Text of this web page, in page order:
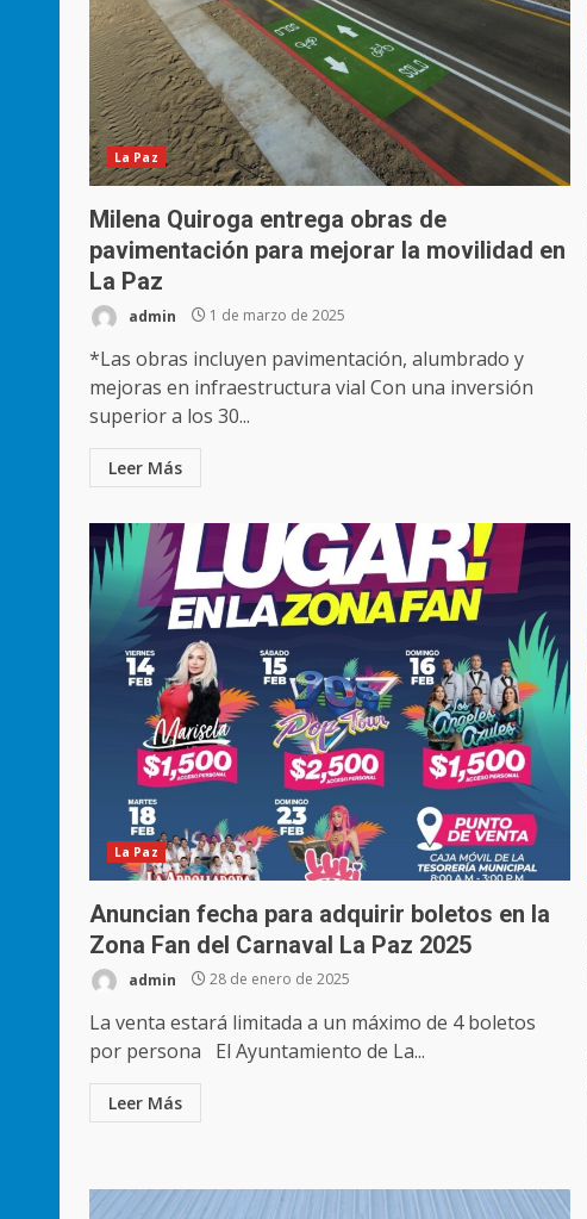
La Paz
Milena Quiroga entrega obras de
pavimentación para mejorar la movilidad en
La Paz
admin 1 de marzo de 2025
*Las obras incluyen pavimentación, alumbrado y
mejoras en infraestructura vial Con una inversión
superior a los 30...
Leer Más
La Paz
Anuncian fecha para adquirir boletos en la
Zona Fan del Carnaval La Paz 2025
admin 28 de enero de 2025
La venta estará limitada a un máximo de 4 boletos
por persona El Ayuntamiento de La...
Leer Más